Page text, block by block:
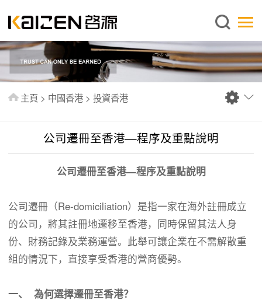
繁體中文
關於啓源
服務範圍
新聞中心
出版刊物
常見問題
聯絡我們
主頁 > 中國香港 > 投資香港
公司遷冊至香港—程序及重點說明
公司遷冊至香港—程序及重點說明
公司遷冊（Re-domiciliation）是指一家在海外註冊成立
的公司，將其註冊地遷移至香港，同時保留其法人身
份、財務記錄及業務運營。此舉可讓企業在不需解散重
組的情況下，直接享受香港的營商優勢。
一、 為何選擇遷冊至香港？